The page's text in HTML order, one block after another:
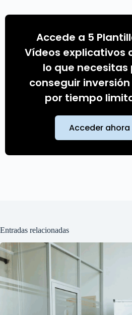
Accede a 5
Vídeos explicativos
lo que necesitas
conseguir
por tiempo
Acceder ahora
Entradas relacionadas